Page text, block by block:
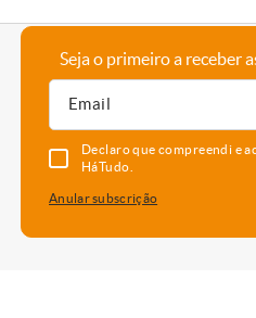
A empresa
Parceiros
Seja o primeiro a receber
Declaro que compreendi e
HáTudo.
Anular subscrição